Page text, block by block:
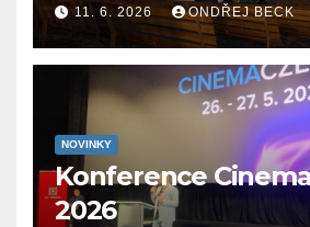
11. 6. 2026 ONDŘEJ BECK
NOVINKY
Konference
2026